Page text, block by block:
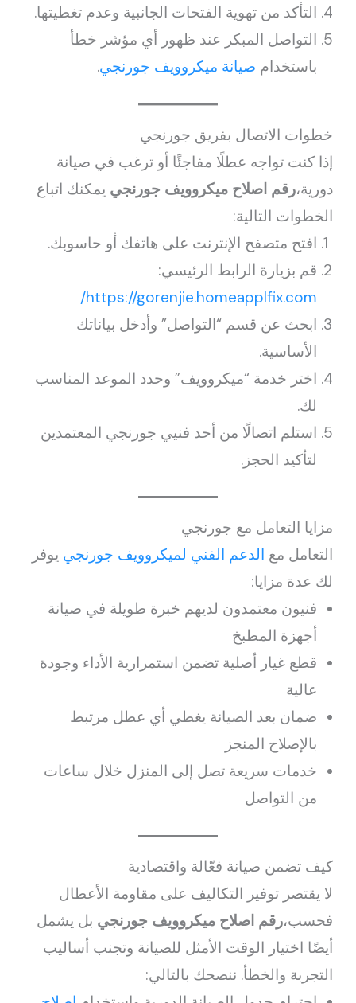
التأكد من تهوية الفتحات الجانبية وعدم تغطيتها.
التواصل المبكر عند ظهور أي مؤشر خطأ
باستخدام صيانة ميكروويف جورنجي.
خطوات الاتصال بفريق جورنجي
إذا كنت تواجه عطلًا مفاجئًا أو ترغب في صيانة
دورية،رقم اصلاح ميكروويف جورنجي يمكنك اتباع
الخطوات التالية:
افتح متصفح الإنترنت على هاتفك أو حاسوبك.
قم بزيارة الرابط الرئيسي:
https://gorenjie.homeapplfix.com/
ابحث عن قسم “التواصل” وأدخل بياناتك
الأساسية.
اختر خدمة “ميكروويف” وحدد الموعد المناسب
لك.
استلم اتصالًا من أحد فنيي جورنجي المعتمدين
لتأكيد الحجز.
مزايا التعامل مع جورنجي
التعامل مع الدعم الفني لميكروويف جورنجي يوفر
لك عدة مزايا:
فنيون معتمدون لديهم خبرة طويلة في صيانة
أجهزة المطبخ
قطع غيار أصلية تضمن استمرارية الأداء وجودة
عالية
ضمان بعد الصيانة يغطي أي عطل مرتبط
بالإصلاح المنجز
خدمات سريعة تصل إلى المنزل خلال ساعات
من التواصل
كيف تضمن صيانة فعّالة واقتصادية
لا يقتصر توفير التكاليف على مقاومة الأعطال
فحسب،رقم اصلاح ميكروويف جورنجي بل يشمل
أيضًا اختيار الوقت الأمثل للصيانة وتجنب أساليب
التجربة والخطأ. ننصحك بالتالي: